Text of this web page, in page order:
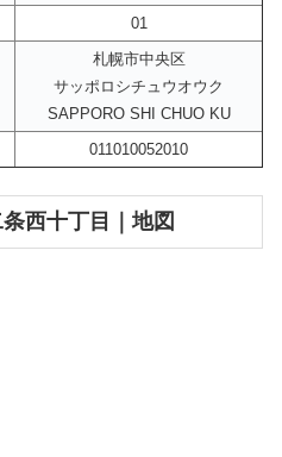
01
札幌市中央区
サッポロシチュウオウク
SAPPORO SHI CHUO KU
011010052010
西十丁目｜地図